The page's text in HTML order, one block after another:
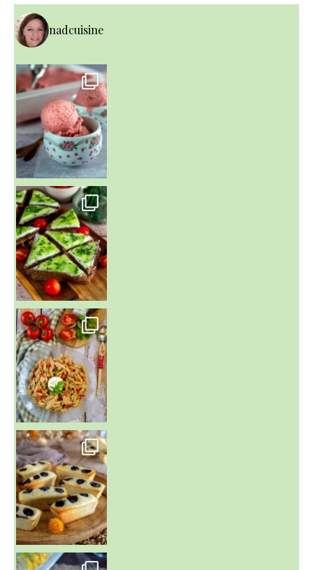
nadcuisine
~ NICE CREAM À LA FRAISE ~
Presque un mois que
~ SALADE DE PÂTES AUX DEUX TOMATES THON ET BURRA
~ FINANCIERS MYRTILLES ET CITRON ~
Aujourd'hu